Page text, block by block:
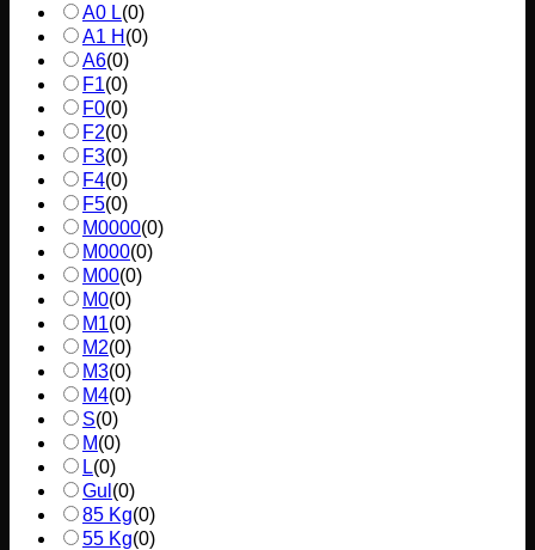
A0 L(0)
A1 H (0)
A6(0)
F1(0)
F0(0)
F2(0)
F3(0)
F4(0)
F5(0)
M0000(0)
M000(0)
M00(0)
M0(0)
M1(0)
M2(0)
M3(0)
M4(0)
S(0)
M(0)
L(0)
Gul (0)
85 Kg(0)
55 Kg(0)